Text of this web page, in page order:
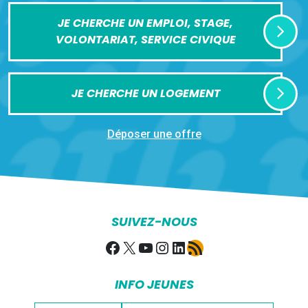
JE CHERCHE UN EMPLOI, STAGE,
VOLONTARIAT, SERVICE CIVIQUE
JE CHERCHE UN LOGEMENT
Déposer une offre
SUIVEZ-NOUS
Facebook
X YouTube
Instagram
LinkedIn
Flux RSS
INFO JEUNES